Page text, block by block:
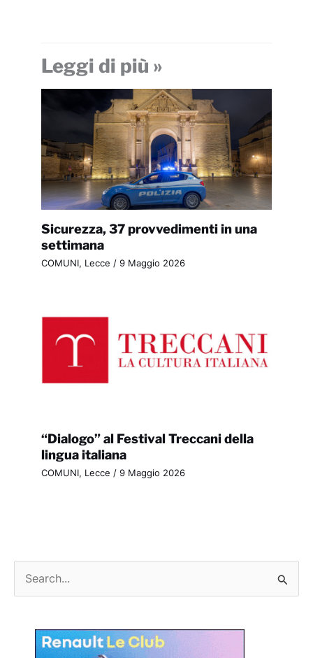
Leggi di più »
Sicurezza, 37 provvedimenti in una
settimana
COMUNI, Lecce / 9 Maggio 2026
“Dialogo” al Festival Treccani della
lingua italiana
COMUNI, Lecce / 9 Maggio 2026